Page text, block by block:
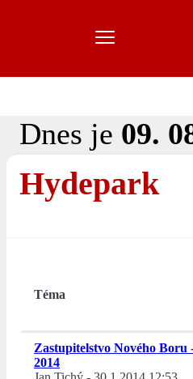
Dnes je 09.
Hydepark
Téma
Zastupitelstvo Nového Boru
2014